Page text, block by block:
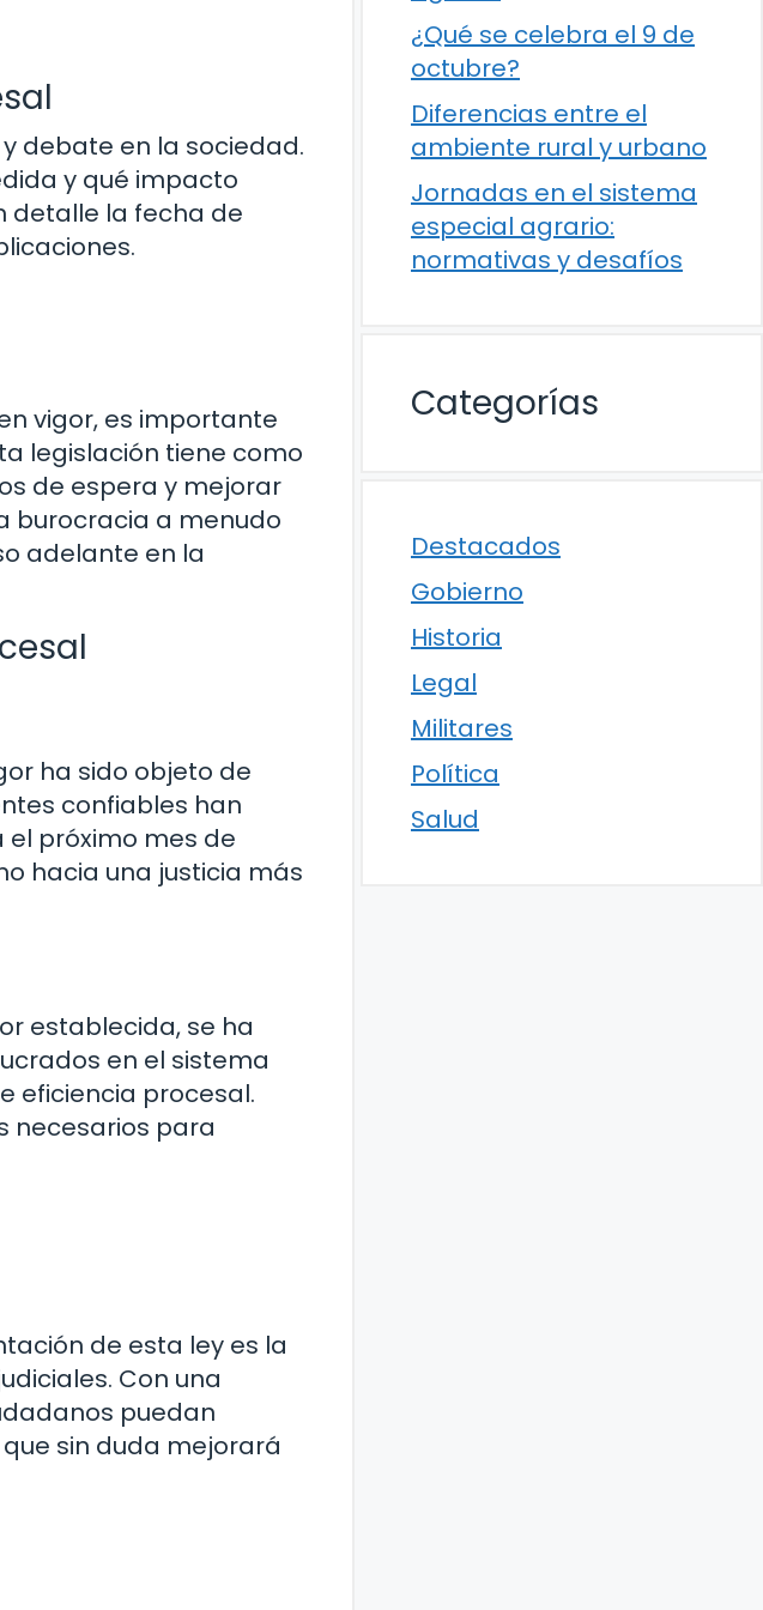
debate en la sociedad.
y qué impacto
detalle la fecha de
vigor, es importante
legislación tiene como
de espera y mejorar
burocracia a menudo
adelante en la
ha sido objeto de
confiables han
próximo mes de
hacia una justicia más
establecida, se ha
en el sistema
eficiencia procesal.
necesarios para
de esta ley es la
Con una
puedan
sin duda mejorará
¿Qué se celebra el 9 de
octubre?
Diferencias entre el
ambiente rural y urbano
Jornadas en el sistema
especial agrario:
normativas y desafíos
Categorías
Destacados
Gobierno
Historia
Legal
Militares
Política
Salud